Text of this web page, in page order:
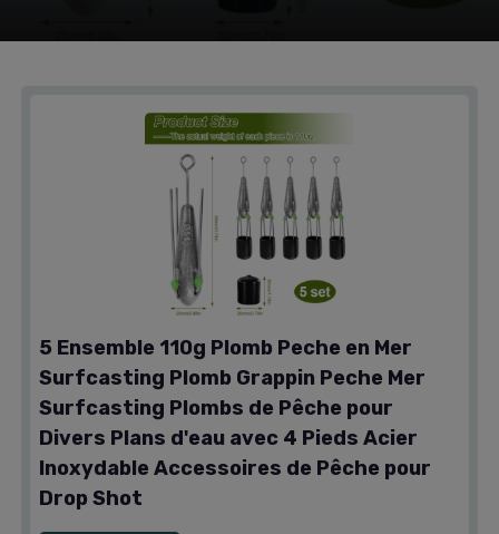
5 Ensemble 110g Plomb Peche en Mer
Surfcasting Plomb Grappin Peche Mer
Surfcasting Plombs de Pêche pour
Divers Plans d'eau avec 4 Pieds Acier
Inoxydable Accessoires de Pêche pour
Drop Shot